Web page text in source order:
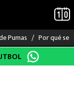
Pumas Por qué se